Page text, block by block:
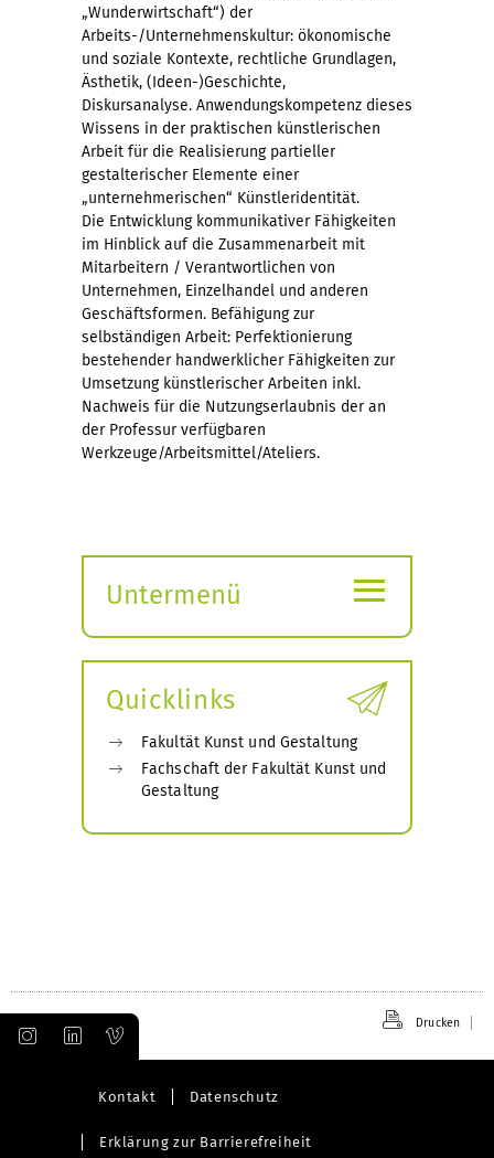
„Wunderwirtschaft“) der
Arbeits-/Unternehmenskultur: ökonomische
und soziale Kontexte, rechtliche Grundlagen,
Ästhetik, (Ideen-)Geschichte,
Diskursanalyse. Anwendungskompetenz dieses
Wissens in der praktischen künstlerischen
Arbeit für die Realisierung partieller
gestalterischer Elemente einer
„unternehmerischen“ Künstleridentität.
Die Entwicklung kommunikativer Fähigkeiten
im Hinblick auf die Zusammenarbeit mit
Mitarbeitern / Verantwortlichen von
Unternehmen, Einzelhandel und anderen
Geschäftsformen. Befähigung zur
selbständigen Arbeit: Perfektionierung
bestehender handwerklicher Fähigkeiten zur
Umsetzung künstlerischer Arbeiten inkl.
Nachweis für die Nutzungserlaubnis der an
der Professur verfügbaren
Werkzeuge/Arbeitsmittel/Ateliers.
Untermenü
öffnen
≡
Quicklinks
Fakultät Kunst und Gestaltung
Fachschaft der Fakultät Kunst und
Gestaltung
Drucken
Kontakt Datenschutz
Erklärung zur Barrierefreiheit